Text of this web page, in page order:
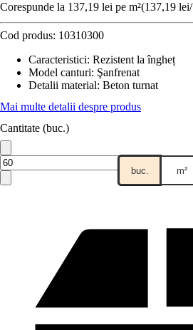
Corespunde la 137,19 lei pe m²(137,19 lei/
Cod produs: 10310300
Caracteristici: Rezistent la îngheț
Model canturi: Şanfrenat
Detalii material: Beton turnat
Mai multe detalii despre produs
Cantitate (buc.)
buc. m²